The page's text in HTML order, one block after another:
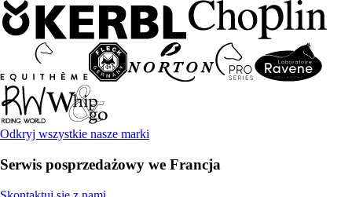
Odkryj wszystkie nasze marki
Serwis posprzedażowy we Francja